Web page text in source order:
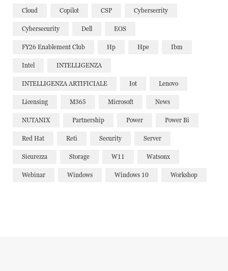
Cloud Copilot CSP Cybersecrity
Cybersecurity Dell EOS
FY26 Enablement Club Hp Hpe Ibm
Intel INTELLIGENZA
INTELLIGENZA ARTIFICIALE Iot Lenovo
Licensing M365 Microsoft News
NUTANIX Partnership Power Power Bi
Red Hat Reti Security Server
Sicurezza Storage W11 Watsonx
Webinar Windows Windows 10 Workshop